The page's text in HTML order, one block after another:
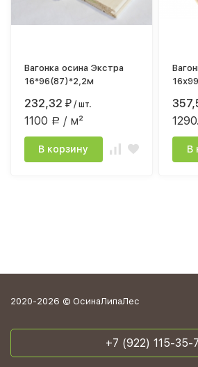
Вагонка осина Экстра
16*96(87)*2,2м
232,32₽ / шт.
1100 Р / м²
В корзину В
2020-2026 © ОсинаЛипаЛес
+7 (922) 115-35-